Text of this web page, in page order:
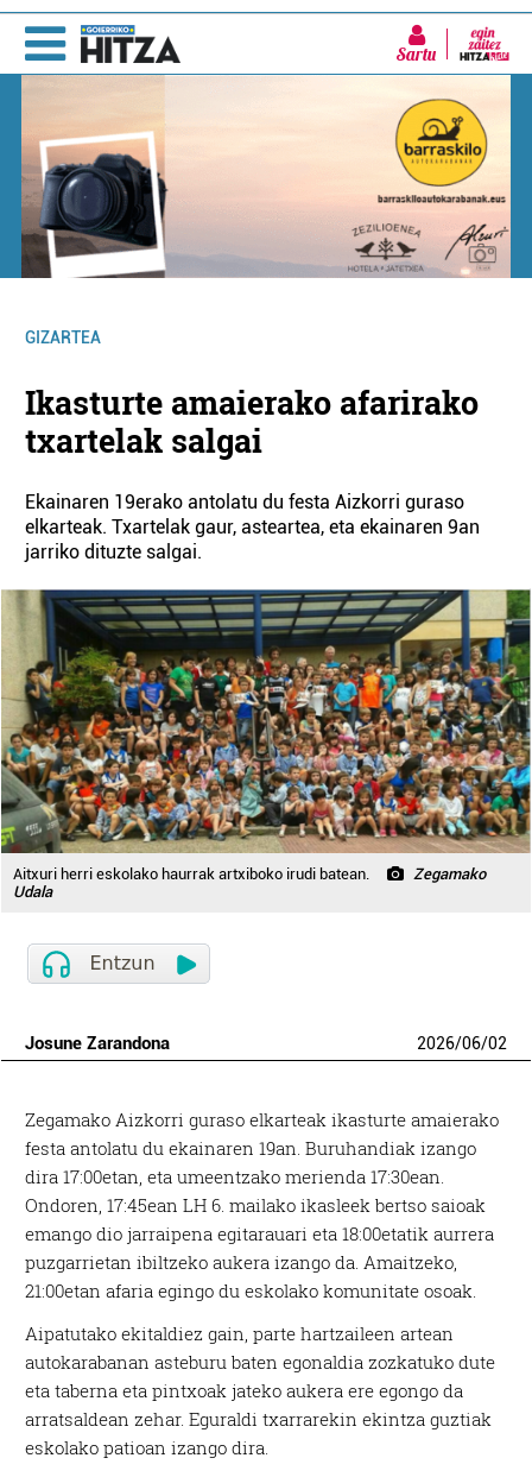
Sartu
GIZARTEA
Ikasturte amaierako afarirako
txartelak salgai
Ekainaren 19erako antolatu du festa Aizkorri guraso
elkarteak. Txartelak gaur, asteartea, eta ekainaren 9an
jarriko dituzte salgai.
Aitxuri herri eskolako haurrak artxiboko irudi batean.
Zegamako
Udala
Josune Zarandona 2026/06/02
Zegamako Aizkorri guraso elkarteak ikasturte amaierako
festa antolatu du ekainaren 19an. Buruhandiak izango
dira 17:00etan, eta umeentzako merienda 17:30ean.
Ondoren, 17:45ean LH 6. mailako ikasleek bertso saioak
emango dio jarraipena egitarauari eta 18:00etatik aurrera
puzgarrietan ibiltzeko aukera izango da. Amaitzeko,
21:00etan afaria egingo du eskolako komunitate osoak.
Aipatutako ekitaldiez gain, parte hartzaileen artean
autokarabanan asteburu baten egonaldia zozkatuko dute
eta taberna eta pintxoak jateko aukera ere egongo da
arratsaldean zehar. Eguraldi txarrarekin ekintza guztiak
eskolako patioan izango dira.